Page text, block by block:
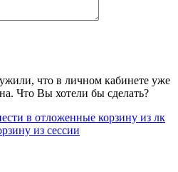
что в личном кабинете уже
Что Вы хотели бы сделать?
в отложенные корзину из лк
из сессии